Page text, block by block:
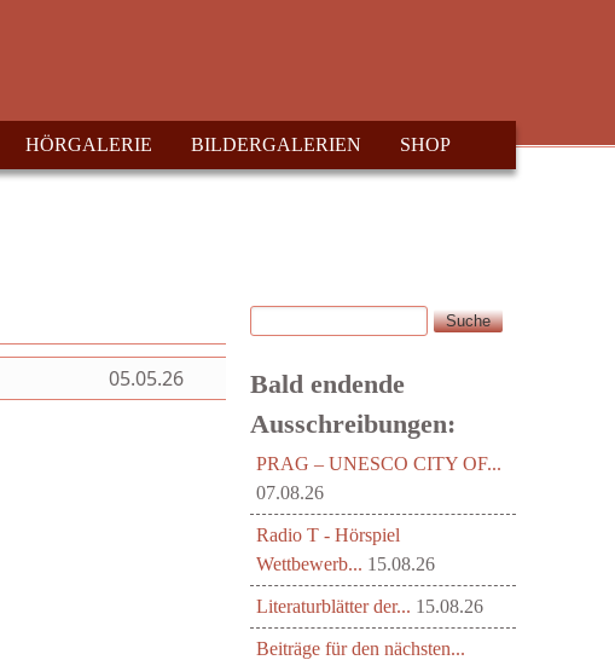
HÖRGALERIE BILDERGALERIEN SHOP
05.05.26
Suchformular
Suche
Bald endende
Ausschreibungen:
PRAG – UNESCO CITY OF...
07.08.26
Radio T - Hörspiel
Wettbewerb... 15.08.26
Literaturblätter der... 15.08.26
Beiträge für den nächsten...